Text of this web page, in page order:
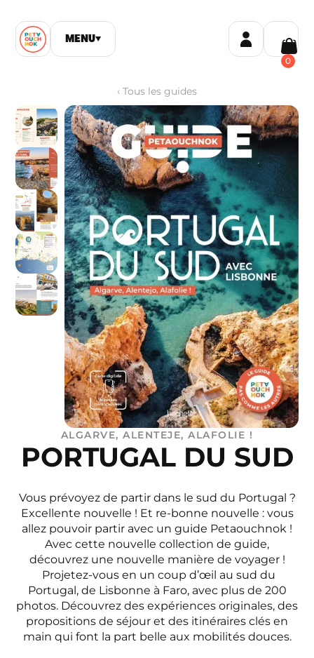
MENU▼
0
‹ Tous les guides
ALGARVE, ALENTEJE, ALAFOLIE !
PORTUGAL DU SUD
Vous prévoyez de partir dans le sud du Portugal ?
Excellente nouvelle ! Et re-bonne nouvelle : vous
allez pouvoir partir avec un guide Petaouchnok !
Avec cette nouvelle collection de guide,
découvrez une nouvelle manière de voyager !
Projetez-vous en un coup d’œil au sud du
Portugal, de Lisbonne à Faro, avec plus de 200
photos. Découvrez des expériences originales, des
propositions de séjour et des itinéraires clés en
main qui font la part belle aux mobilités douces.